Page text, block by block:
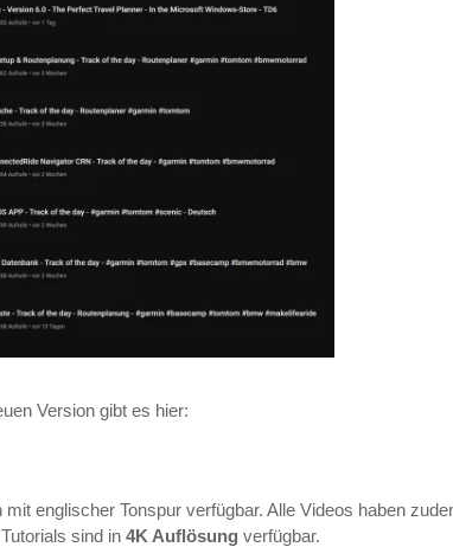
Version gibt es hier:
englischer Tonspur verfügbar. Alle Videos haben
sind in4K Auflösung verfügbar.